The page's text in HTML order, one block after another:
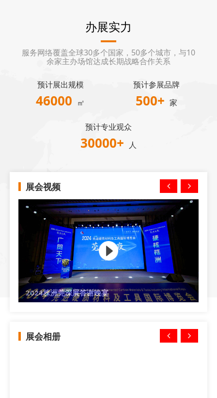
办展实力
服务网络覆盖全球30多个国家，50多个城市，与10
余家主办场馆达成长期战略合作关系
预计展出规模
46000 ㎡
预计参展品牌
500+ 家
预计专业观众
30000+ 人
展会视频
2024株洲莞深展答谢晚宴
展会相册